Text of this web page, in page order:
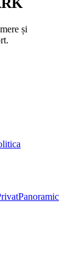
și
Panoramic